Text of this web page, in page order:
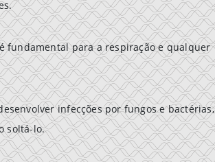
fundamental para a respiração e qualquer
infecções por fungos e bactérias,
soltá-lo.